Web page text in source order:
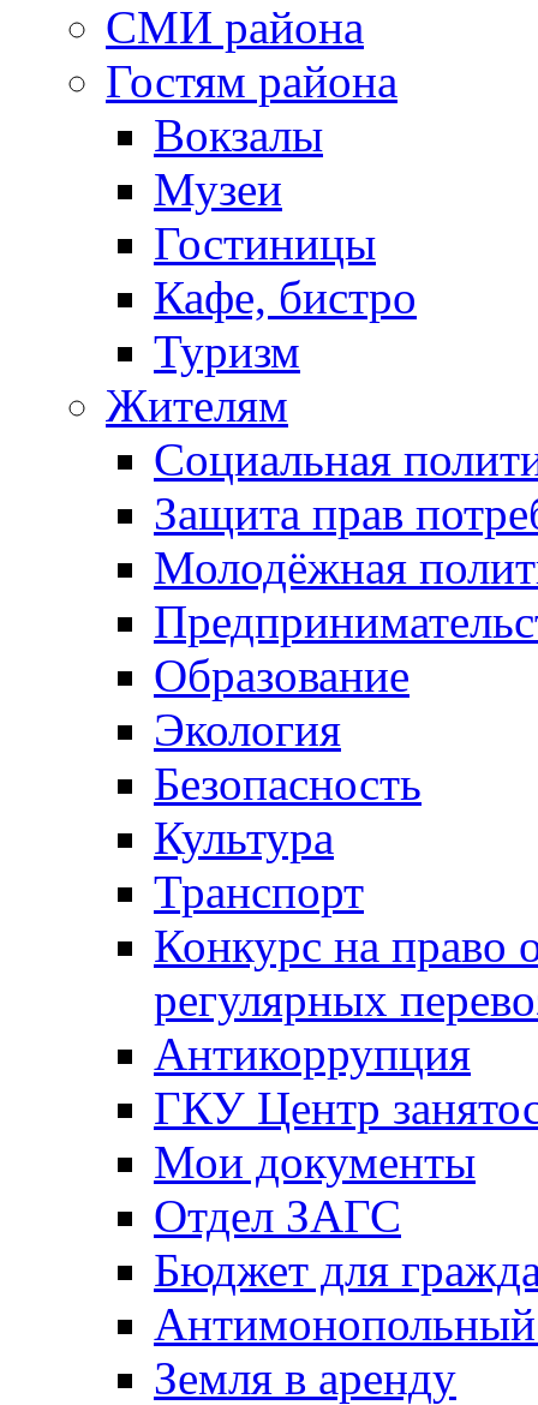
СМИ района
Гостям района
Вокзалы
Музеи
Гостиницы
Кафе, бистро
Туризм
Жителям
Социальная
Защита прав
Молодёжная
Образование
Экология
Безопасность
Культура
Транспорт
Конкурс на право
регулярных
Антикоррупция
ГКУ Центр
Мои документы
Отдел ЗАГС
Бюджет для
Антимонопольный
Земля в аренду